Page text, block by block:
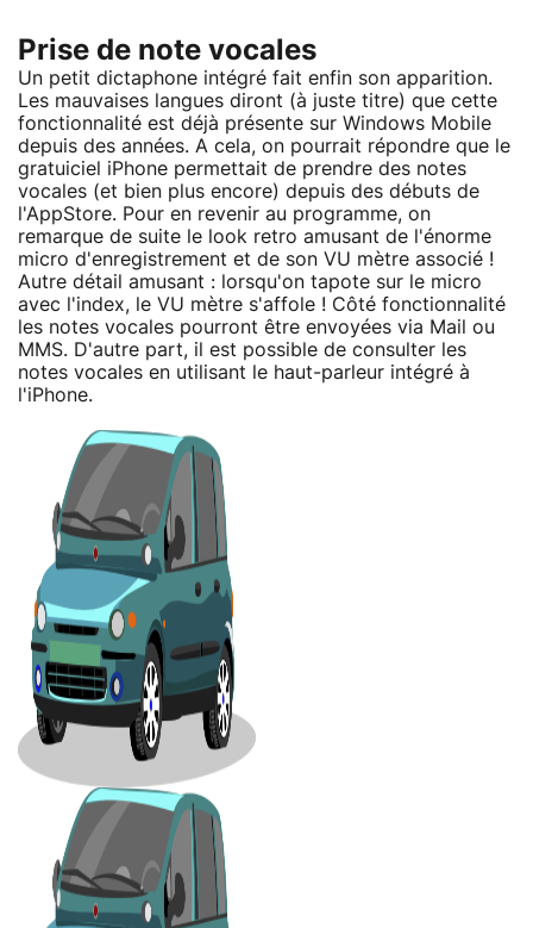
Prise de note vocales
Un petit dictaphone intégré fait enfin son apparition.
Les mauvaises langues diront (à juste titre) que cette
fonctionnalité est déjà présente sur Windows Mobile
depuis des années. A cela, on pourrait répondre que le
gratuiciel iPhone permettait de prendre des notes
vocales (et bien plus encore) depuis des débuts de
l'AppStore. Pour en revenir au programme, on
remarque de suite le look retro amusant de l'énorme
micro d'enregistrement et de son VU mètre associé !
Autre détail amusant : lorsqu'on tapote sur le micro
avec l'index, le VU mètre s'affole ! Côté fonctionnalité
les notes vocales pourront être envoyées via Mail ou
MMS. D'autre part, il est possible de consulter les
notes vocales en utilisant le haut-parleur intégré à
l'iPhone.